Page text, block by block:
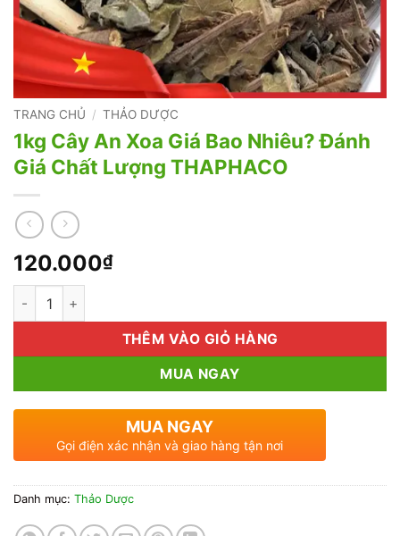
TRANG CHỦ / THẢO DƯỢC
1kg Cây An Xoa Giá Bao Nhiêu? Đánh
Giá Chất Lượng THAPHACO
120.000₫
1kg Cây An Xoa Giá Bao Nhiêu? Đánh Giá Chất Lượng
THÊM VÀO GIỎ HÀNG
MUA NGAY
MUA NGAY
Gọi điện xác nhận và giao hàng tận nơi
Danh mục: Thảo Dược